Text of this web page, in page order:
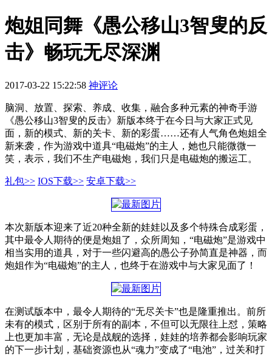
炮姐同舞《愚公移山3智叟的反
击》畅玩无尽深渊
2017-03-22 15:22:58 神评论
脑洞、放置、探索、养成、收集，融合多种元素的神奇手游
《愚公移山3智叟的反击》新版本终于在今日与大家正式见
面，新的模式、新的关卡、新的彩蛋……还有人气角色炮姐全
新来袭，作为游戏中道具“电磁炮”的主人，她也只能微微一
笑，表示，我们不生产电磁炮，我们只是电磁炮的搬运工。
礼包>> IOS下载>> 安卓下载>>
本次新版本迎来了近20种全新的娃娃以及多个特殊合成彩蛋，
其中最令人期待的便是炮姐了，众所周知，“电磁炮”是游戏中
相当实用的道具，对于一些闪避高的愚公子孙简直是神器，而
炮姐作为“电磁炮”的主人，也终于在游戏中与大家见面了！
在测试版本中，最令人期待的“无尽关卡”也是隆重推出。前所
未有的模式，区别于所有的副本，不但可以无限往上怼，策略
上也更加丰富，无论是战舰的选择，娃娃的培养都会影响玩家
的下一步计划，基础资源也从“魂力”变成了“电池”，过关和打